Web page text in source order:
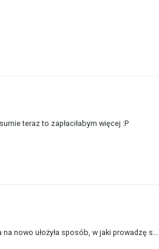
teraz to zapłaciłabym więcej :P
nowo ułożyła sposób, w jaki prowadzę s...